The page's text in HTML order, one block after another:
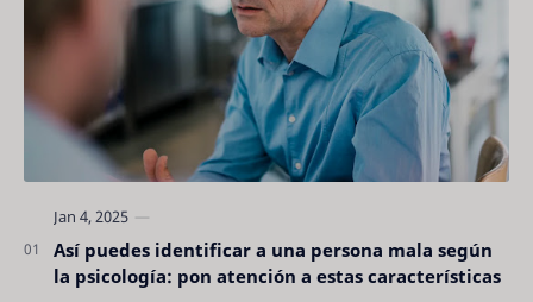
Así puedes identificar a una persona mala según
la psicología: pon atención a estas características